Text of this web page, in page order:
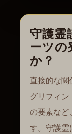
守護霊
ーツの
か？
直接的な関
グリフィ
の要素など
す。守護霊